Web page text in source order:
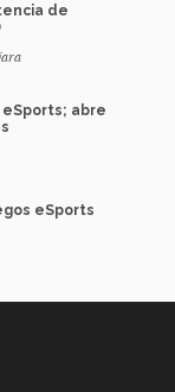
de
abre
eSports